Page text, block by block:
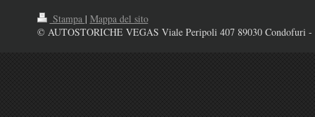
Stampa | Mappa del sito
© AUTOSTORICHE VEGAS Viale Peripoli 407 89030 Condofuri -